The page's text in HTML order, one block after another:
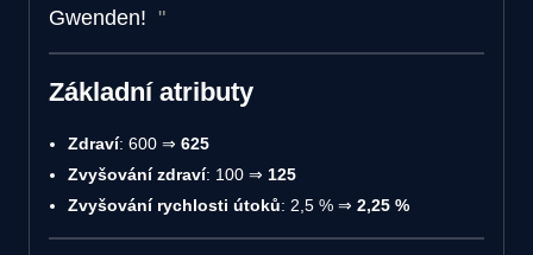
Gwenden!
Základní atributy
Zdraví: 600 ⇒ 625
Zvyšování zdraví: 100 ⇒ 125
Zvyšování rychlosti útoků: 2,5 % ⇒ 2,25 %